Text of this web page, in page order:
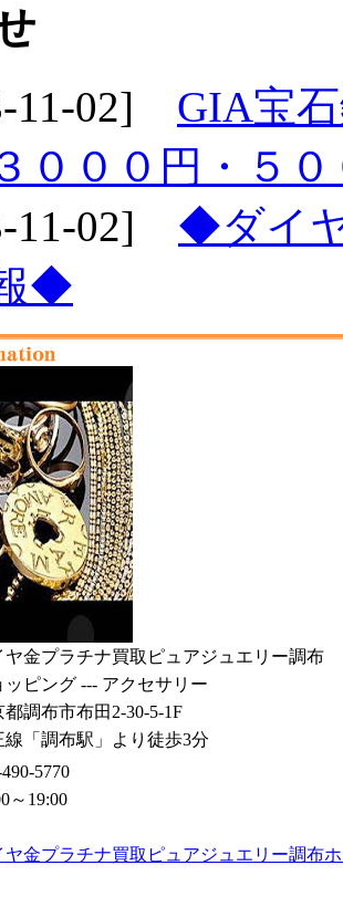
11-02] GIA宝
０００円・５
11-02] ◆ダイ
◆
ヤ金プラチナ買取ピュアジュエリー調布
ッピング --- アクセサリー
都調布市布田2-30-5-1F
線「調布駅」より徒歩3分
5770
～19:00
ヤ金プラチナ買取ピュアジュエリー調布